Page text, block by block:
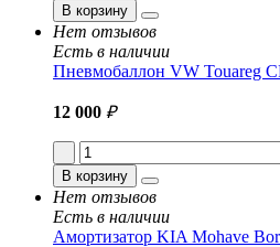
В корзину
Нет отзывов
Есть в наличии
Пневмобаллон VW Touareg
12 000 ₽
В корзину
Нет отзывов
Есть в наличии
Амортизатор KIA Mohave